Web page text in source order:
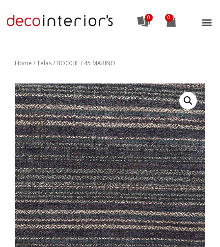
0
Home /Telas/ BOOGIE / 45 MARINO